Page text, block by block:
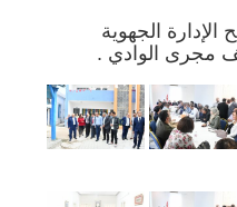
الجهوية
مجرى الوادي .